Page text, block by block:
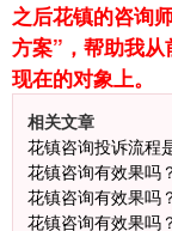
之后花镇的咨询
方案”，帮助我
现在的对象上。
相关文章
花镇咨询投诉流程
花镇咨询有效果吗
花镇咨询有效果吗
花镇咨询有效果吗